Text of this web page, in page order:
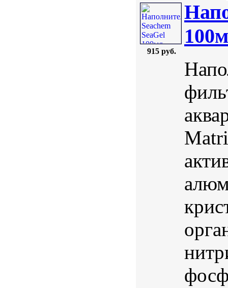
915 руб.